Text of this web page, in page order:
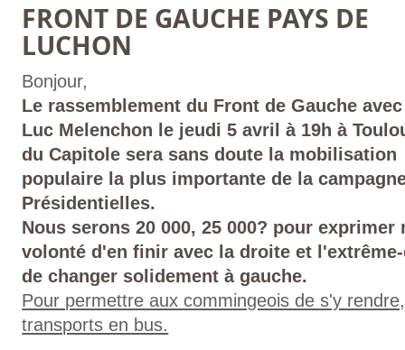
FRONT DE GAUCHE PAYS DE
LUCHON
Bonjour,
Le rassemblement du Front de Gauche
Luc Melenchon le jeudi 5 avril à 19h à
du Capitole sera sans doute la mobilisation
populaire la plus importante de la
Présidentielles.
Nous serons 20 000, 25 000? pour exprimer
volonté d'en finir avec la droite et
de changer solidement à gauche.
Pour permettre aux commingeois de s'y
transports en bus.